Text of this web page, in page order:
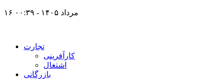
۱۶ مرداد ۱۴۰۵ - ۰۰:۳۹
تجارت
کارآفرینی
اشتغال
بازرگانی